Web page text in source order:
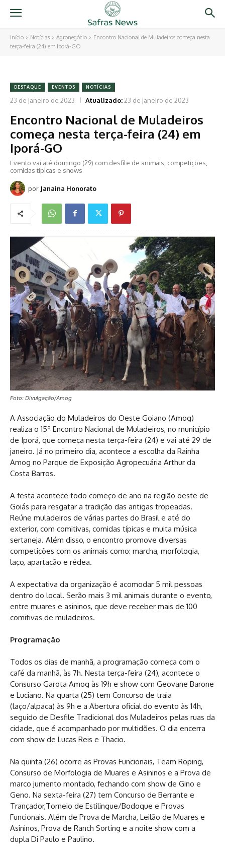
Início Notícias Agronegócio
Encontro Nacional de Muladeiros começa nesta
terça-feira (24) em Iporá-GO
DESTAQUE EVENTOS NOTÍCIAS
23 de janeiro de 2023 Atualizado:23 de janeiro de 2023
Encontro Nacional de Muladeiros
começa nesta terça-feira (24) em
Iporá-GO
Evento vai até domingo (29) com desfile de animais, competições,
comidas típicas e shows
por Janaina Honorato
Foto: Divulgação/Amog
A Associação do Muladeiros do Oeste Goiano (Amog)
realiza o 15º Encontro Nacional de Muladeiros, no município
de Iporá, que começa nesta terça-feira (24) e vai até 29 de
janeiro. Já no primeiro dia, acontece a escolha da Rainha
Amog no Parque de Exposição Agropecuária Arthur da
Costa Barros.
A festa acontece todo começo de ano na região oeste de
Goiás para resgatar a tradição das antigas tropeadas.
Reúne muladeiros de várias partes do Brasil e até do
exterior, com comitivas, comidas típicas e muita música
sertaneja. Além disso, o encontro promove diversas
competições com os animais como: marcha, morfologia,
laço, apartação e rédea.
A expectativa da organização é acomodar 5 mil pessoas
dentro do local. Serão mais 3 mil animais durante o evento,
entre muares e asininos, que deve receber mais de 100
comitivas de muladeiros.
Programação
Todos os dias de manhã, a programação começa com o
café da manhã, às 7h. Nesta terça-feira (24), acontece o
Consurso Garota Amog às 19h e show com Geovane Barone
e Luciano. Na quarta (25) tem Concurso de traia
(laço/alpaca) às 9h e a Abertura oficial do evento às 14h,
seguido de Desfile Tradicional dos Muladeiros pelas ruas da
cidade, que é acompanhado por multidões. O dia encerra
com show de Lucas Reis e Thacio.
Na quinta (26) ocorre as Provas Funcionais, Team Roping,
Consurso de Morfologia de Muares e Asininos e a Prova de
marco jumento montado, fechando com show de Gino e
Geno. Na sexta-feira (27) tem Concurso de Berrante e
Trançador,Torneio de Estilingue/Bodoque e Provas
Funcionais. Além de Prova de Marcha, Leilão de Muares e
Asininos, Prova de Ranch Sorting e a noite show com a
dupla Di Paulo e Paulino.